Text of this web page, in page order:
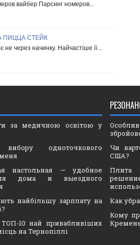
вайбер Парсинг номеров...
ПИЦЦА СТЕЙК
не через начинку. Найчастіше її...
за медичною освітою у
вибору одноточкового
настольная — удобное
дома и выездного
найбільшу зарплату на
10 най привабливіших
на Тернопіллі
Чи
США?
Плита
Как
Кому